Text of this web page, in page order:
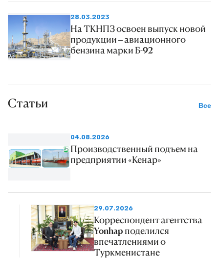
28.03.2023
На ТКНПЗ освоен выпуск новой
продукции – авиационного
бензина марки Б-92
Статьи Все
04.08.2026
Производственный подъем на
предприятии «Кенар»
29.07.2026
Корреспондент агентства
Yonhap поделился
впечатлениями о
Туркменистане